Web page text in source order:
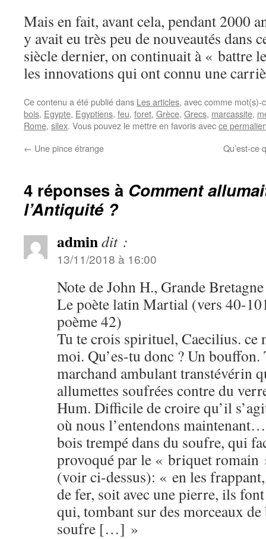
Mais en fait, avant cela, pendant 2000
y avait eu très peu de nouveautés dans
siècle dernier, on continuait à « battre
les innovations qui ont connu une
Ce contenu a été publié dans Les articles, avec comme
bois, Egypte, Egyptiens, feu, foret, Grèce, Grecs, marcassite,
Rome, silex. Vous pouvez le mettre en favoris avecce
← Une pince étrange Qu’est-ce
4 réponses à Comment
l’Antiquité ?
admindit :
13/11/2018 à 16:00
Note de John H., Grande
Le poète latin Martial (vers 40-
poème 42)
Tu te crois spirituel, Caecilius. ce
moi. Qu’es-tu donc ? Un bouffon.
marchand ambulant transtévérin
allumettes soufrées contre du
Hum. Difficile de croire qu’il
où nous l’entendons
bois trempé dans du soufre, qui
provoqué par le « briquet romain
(voir ci-dessus): « en les
de fer, soit avec une pierre, ils
qui, tombant sur des morceaux
soufre […] »